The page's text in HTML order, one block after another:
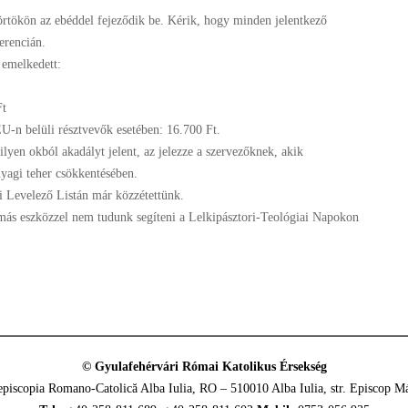
az ebéddel fejeződik be. Kérik, hogy minden jelentkező
n belüli résztvevők esetében: 16.700 Ft.
okból akadályt jelent, az jelezze a szervezőknek, akik
teher csökkentésében.
Levelező Listán már közzétettünk.
eszközzel nem tudunk segíteni a Lelkipásztori-Teológiai Napokon
© Gyulafehérvári Római Katolikus Érsekség
Romano-Catolică Alba Iulia, RO – 510010 Alba Iulia, str. Episcop